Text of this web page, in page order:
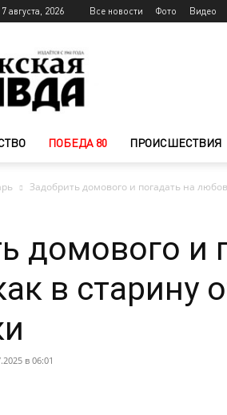
августа, 2026 Все новости Фото Видео
ПОБЕДА 80 ПРОИСШЕСТВИЯ
Задобрить домового и погадать на
домового и
в старину
в 06:01